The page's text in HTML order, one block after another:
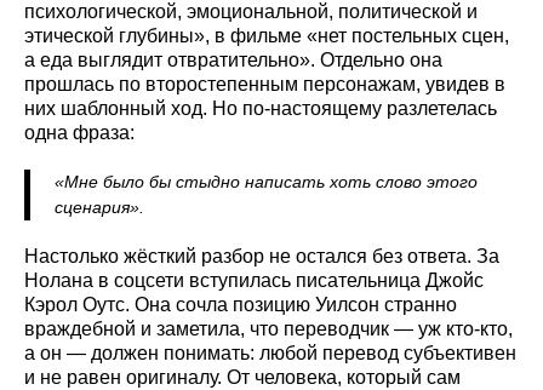
психологической, эмоциональной, политической и
этической глубины», в фильме «нет постельных сцен,
а еда выглядит отвратительно». Отдельно она
прошлась по второстепенным персонажам, увидев в
них шаблонный ход. Но по-настоящему разлетелась
одна фраза:
«Мне было бы стыдно написать хоть слово этого
сценария».
Настолько жёсткий разбор не остался без ответа. За
Нолана в соцсети вступилась писательница Джойс
Кэрол Оутс. Она сочла позицию Уилсон странно
враждебной и заметила, что переводчик — уж кто-кто,
а он — должен понимать: любой перевод субъективен
и не равен оригиналу. От человека, который сам